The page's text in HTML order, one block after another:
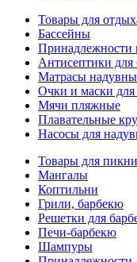
Товары для
Бассейны
Принадлежности
Антисептики для
Матраcы
Очки и маски для
Мячи пляжные
Плавательные
Насосы для
Товары для
Мангалы
Коптильни
Грили, барбекю
Решетки для
Печи-барбекю
Шампуры